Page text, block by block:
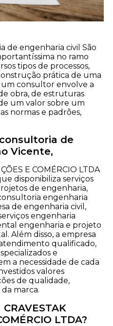
de engenharia civil São
no ramo
tipos de processos,
prática de uma
consultor envolve a
obra, de estruturas
um valor sobre um
normas e padrões,
de
Vicente,
E COMÉRCIO LTDA
disponibiliza serviços
de engenharia,
engenharia
de engenharia civil,
engenharia
engenharia e projeto
Além disso, a empresa
qualificado,
e
a necessidade de cada
valores
de qualidade,
marca.
LTDA?